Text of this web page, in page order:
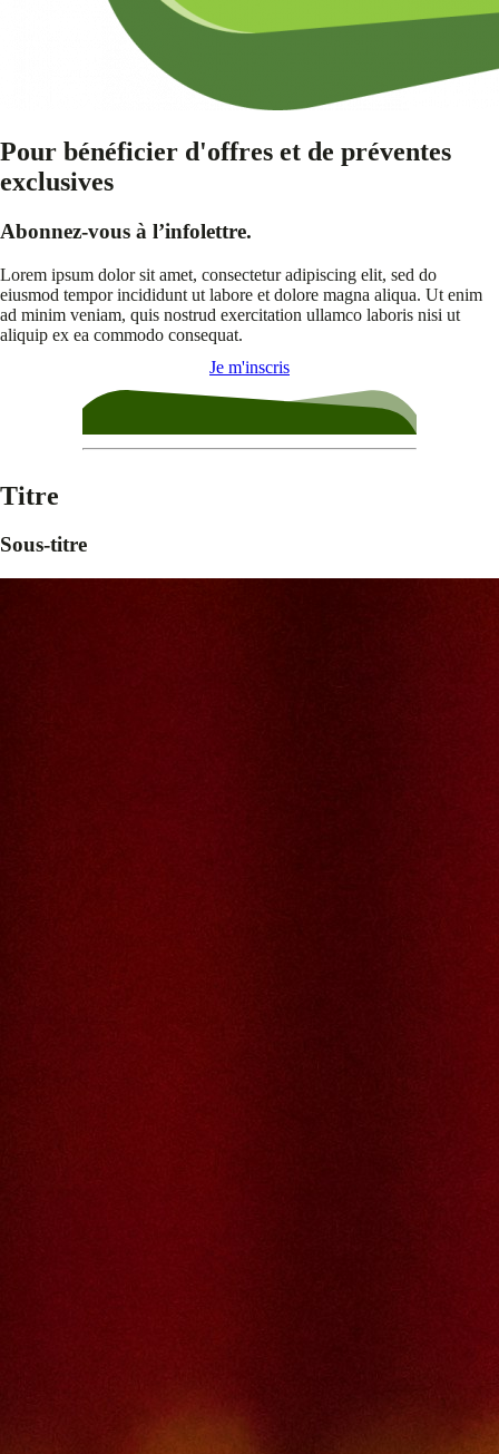
Pour bénéficier d'offres et de préventes
exclusives
Abonnez-vous à l’infolettre.
Lorem ipsum dolor sit amet, consectetur adipiscing elit, sed do
eiusmod tempor incididunt ut labore et dolore magna aliqua. Ut enim
ad minim veniam, quis nostrud exercitation ullamco laboris nisi ut
aliquip ex ea commodo consequat.
Je m'inscris
Titre
Sous-titre